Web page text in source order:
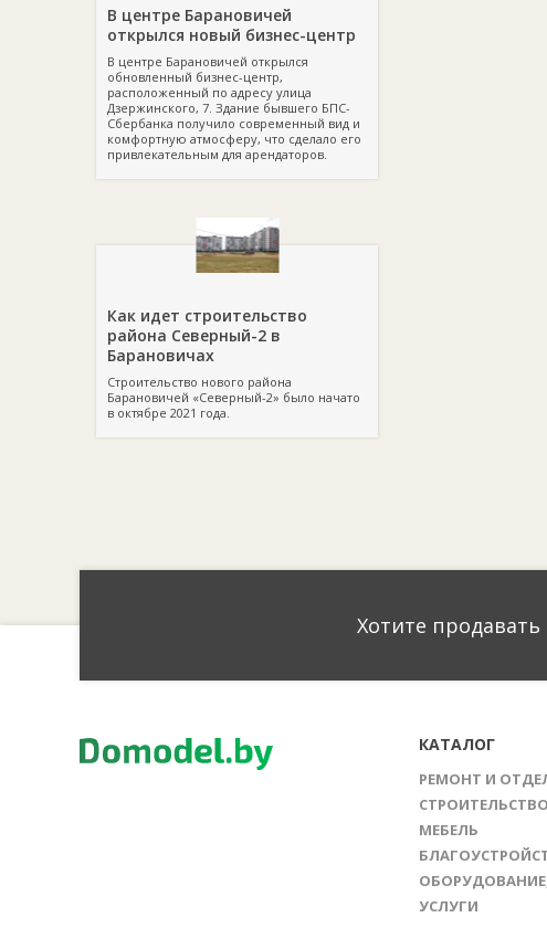
В центре Барановичей
открылся новый бизнес-центр
В центре Барановичей открылся
обновленный бизнес-центр,
расположенный по адресу улица
Дзержинского, 7. Здание бывшего БПС-
Сбербанка получило современный вид и
комфортную атмосферу, что сделало его
привлекательным для арендаторов.
Как идет строительство
района Северный-2 в
Барановичах
Строительство нового района
Барановичей «Северный-2» было начато
в октябре 2021 года.
Хотите продавать
КАТАЛОГ
РЕМОНТ И
СТРОИТЕЛЬСТВО
МЕБЕЛЬ
УСЛУГИ